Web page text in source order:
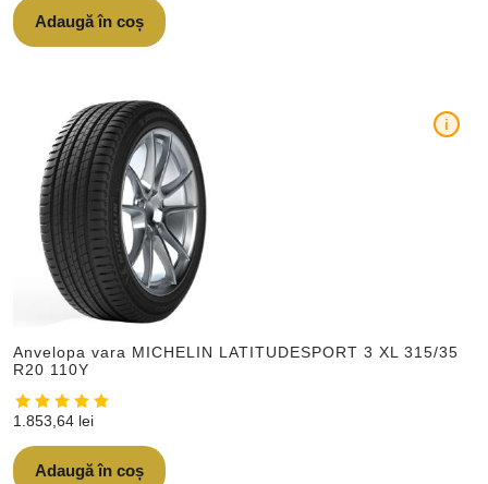
Adaugă în coș
Anvelopa vara MICHELIN LATITUDESPORT 3 XL 315/35
R20 110Y
i
1.853,64 lei
Adaugă în coș